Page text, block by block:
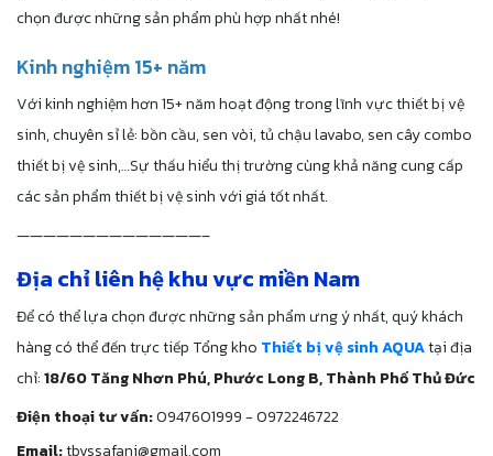
chọn được những sản phẩm phù hợp nhất nhé!
Kinh nghiệm 15+ năm
Với kinh nghiệm hơn 15+ năm hoạt động trong lĩnh vực thiết bị vệ
sinh, chuyên sỉ lẻ: bồn cầu, sen vòi, tủ chậu lavabo, sen cây combo
thiết bị vệ sinh,…Sự thấu hiểu thị trường cùng khả năng cung cấp
các sản phẩm thiết bị vệ sinh với giá tốt nhất.
——————————————–
Địa chỉ liên hệ khu vực miền Nam
Để có thể lựa chọn được những sản phẩm ưng ý nhất, quý khách
hàng có thể đến trực tiếp Tổng kho Thiết bị vệ sinh AQUAtại địa
chỉ:18/60 Tăng Nhơn Phú, Phước Long B, Thành Phố Thủ Đức
Điện thoại tư vấn:0947601999 - 0972246722
Email:tbvssafani@gmail.com